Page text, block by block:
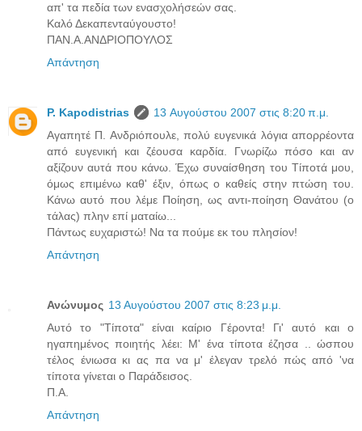
απ' τα πεδία των ενασχολήσεών σας.
Καλό Δεκαπενταύγουστο!
ΠΑΝ.Α.ΑΝΔΡΙΟΠΟΥΛΟΣ
Απάντηση
P. Kapodistrias
13 Αυγούστου 2007 στις 8:20 π.μ.
Αγαπητέ Π. Ανδριόπουλε, πολύ ευγενικά λόγια απορρέοντα
από ευγενική και ζέουσα καρδία. Γνωρίζω πόσο και αν
αξίζουν αυτά που κάνω. Έχω συναίσθηση του Τίποτά μου,
όμως επιμένω καθ' έξιν, όπως ο καθείς στην πτώση του.
Κάνω αυτό που λέμε Ποίηση, ως αντι-ποίηση Θανάτου (ο
τάλας) πλην επί ματαίω...
Πάντως ευχαριστώ! Να τα πούμε εκ του πλησίον!
Απάντηση
Ανώνυμος 13 Αυγούστου 2007 στις 8:23 μ.μ.
Αυτό το "Τίποτα" είναι καίριο Γέροντα! Γι' αυτό και ο
ηγαπημένος ποιητής λέει: Μ' ένα τίποτα έζησα .. ώσπου
τέλος ένιωσα κι ας πα να μ' έλεγαν τρελό πώς από 'να
τίποτα γίνεται ο Παράδεισος.
Π.Α.
Απάντηση